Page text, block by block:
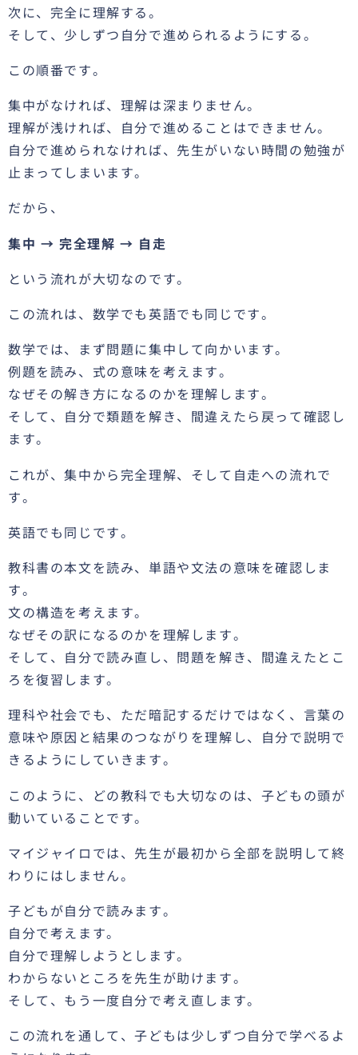
次に、完全に理解する。
そして、少しずつ自分で進められるようにする。
この順番です。
集中がなければ、理解は深まりません。
理解が浅ければ、自分で進めることはできません。
自分で進められなければ、先生がいない時間の勉強が
止まってしまいます。
だから、
集中 → 完全理解 → 自走
という流れが大切なのです。
この流れは、数学でも英語でも同じです。
数学では、まず問題に集中して向かいます。
例題を読み、式の意味を考えます。
なぜその解き方になるのかを理解します。
そして、自分で類題を解き、間違えたら戻って確認し
ます。
これが、集中から完全理解、そして自走への流れで
す。
英語でも同じです。
教科書の本文を読み、単語や文法の意味を確認しま
す。
文の構造を考えます。
なぜその訳になるのかを理解します。
そして、自分で読み直し、問題を解き、間違えたとこ
ろを復習します。
理科や社会でも、ただ暗記するだけではなく、言葉の
意味や原因と結果のつながりを理解し、自分で説明で
きるようにしていきます。
このように、どの教科でも大切なのは、子どもの頭が
動いていることです。
マイジャイロでは、先生が最初から全部を説明して終
わりにはしません。
子どもが自分で読みます。
自分で考えます。
自分で理解しようとします。
わからないところを先生が助けます。
そして、もう一度自分で考え直します。
この流れを通して、子どもは少しずつ自分で学べるよ